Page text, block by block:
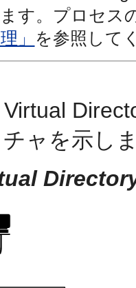
す。プロセス
」
を参照して
ャを示し